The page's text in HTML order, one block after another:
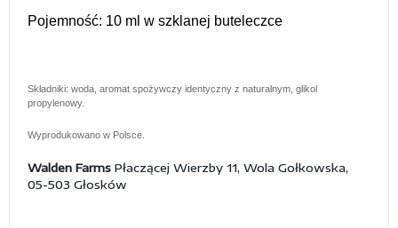
Pojemność: 10 ml w szklanej buteleczce
Składniki: woda, aromat spożywczy identyczny z naturalnym, glikol
propylenowy.
Wyprodukowano w Polsce.
Walden Farms Płaczącej Wierzby 11, Wola Gołkowska,
05-503 Głosków